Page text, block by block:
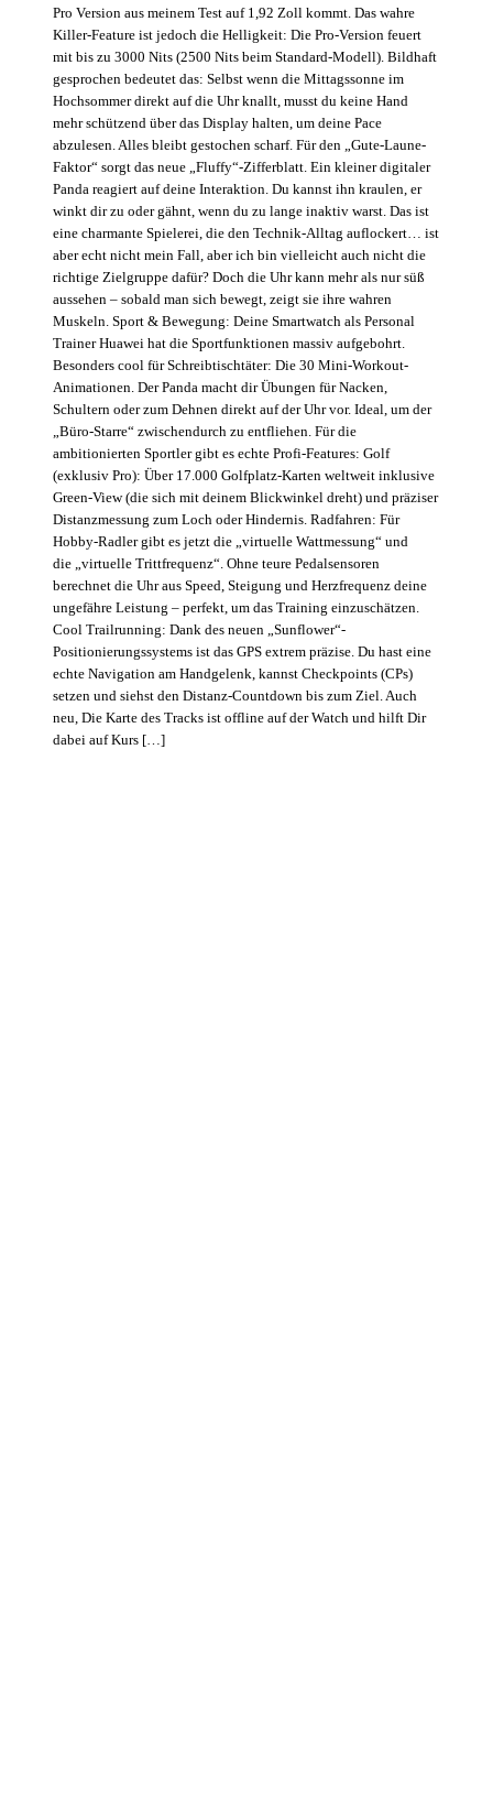
Pro Version aus meinem Test auf 1,92 Zoll kommt. Das wahre
Killer-Feature ist jedoch die Helligkeit: Die Pro-Version feuert
mit bis zu 3000 Nits (2500 Nits beim Standard-Modell). Bildhaft
gesprochen bedeutet das: Selbst wenn die Mittagssonne im
Hochsommer direkt auf die Uhr knallt, musst du keine Hand
mehr schützend über das Display halten, um deine Pace
abzulesen. Alles bleibt gestochen scharf. Für den „Gute-Laune-
Faktor“ sorgt das neue „Fluffy“-Zifferblatt. Ein kleiner digitaler
Panda reagiert auf deine Interaktion. Du kannst ihn kraulen, er
winkt dir zu oder gähnt, wenn du zu lange inaktiv warst. Das ist
eine charmante Spielerei, die den Technik-Alltag auflockert… ist
aber echt nicht mein Fall, aber ich bin vielleicht auch nicht die
richtige Zielgruppe dafür? Doch die Uhr kann mehr als nur süß
aussehen – sobald man sich bewegt, zeigt sie ihre wahren
Muskeln. Sport & Bewegung: Deine Smartwatch als Personal
Trainer Huawei hat die Sportfunktionen massiv aufgebohrt.
Besonders cool für Schreibtischtäter: Die 30 Mini-Workout-
Animationen. Der Panda macht dir Übungen für Nacken,
Schultern oder zum Dehnen direkt auf der Uhr vor. Ideal, um der
„Büro-Starre“ zwischendurch zu entfliehen. Für die
ambitionierten Sportler gibt es echte Profi-Features: Golf
(exklusiv Pro): Über 17.000 Golfplatz-Karten weltweit inklusive
Green-View (die sich mit deinem Blickwinkel dreht) und präziser
Distanzmessung zum Loch oder Hindernis. Radfahren: Für
Hobby-Radler gibt es jetzt die „virtuelle Wattmessung“ und
die „virtuelle Trittfrequenz“. Ohne teure Pedalsensoren
berechnet die Uhr aus Speed, Steigung und Herzfrequenz deine
ungefähre Leistung – perfekt, um das Training einzuschätzen.
Cool Trailrunning: Dank des neuen „Sunflower“-
Positionierungssystems ist das GPS extrem präzise. Du hast eine
echte Navigation am Handgelenk, kannst Checkpoints (CPs)
setzen und siehst den Distanz-Countdown bis zum Ziel. Auch
neu, Die Karte des Tracks ist offline auf der Watch und hilft Dir
dabei auf Kurs […]